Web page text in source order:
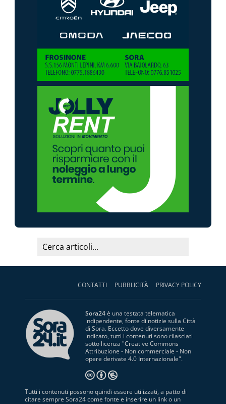
CONTATTI PUBBLICITÀ PRIVACY POLICY
Sora24è una testata telematica
indipendente, fonte di notizie sulla Città
di Sora. Eccetto dove diversamente
indicato, tutti i contenuti sono rilasciati
sotto licenza "Creative Commons
Attribuzione - Non commerciale - Non
opere derivate 4.0 Internazionale".
Tutti i contenuti possono quindi essere utilizzati, a patto di
citare sempre Sora24 come fonte e inserire un link o un